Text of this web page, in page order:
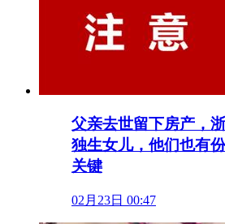
父亲去世留下房产，
独生女儿，他们也有
关键
02月23日 00:47